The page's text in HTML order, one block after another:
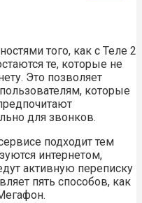
того, как с Теле 2
те, которые не
Это позволяет
которые
для звонков.
подходит тем
интернетом,
активную переписку
пять способов, как